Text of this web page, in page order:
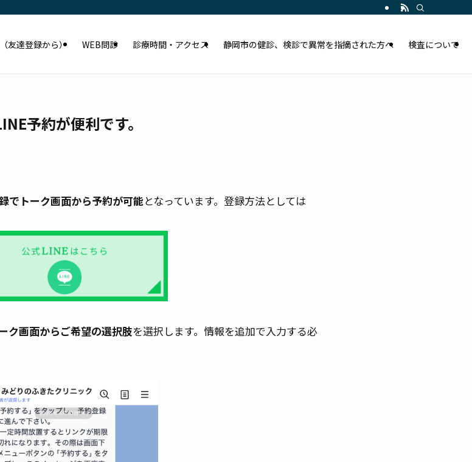
友達登録から） WEB問診 診療時間・アクセス 静岡市の健診、検診で異常を指摘された方へ 検査について
予約が便利です。
でトーク画面から予約が可能となっています。登録方法としては
ク画面からご希望の選択肢を選択します。情報を追加で入力する必